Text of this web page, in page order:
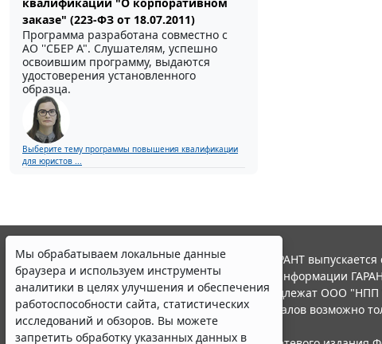
заказе" (223-ФЗ от 18.07.2011)
Программа разработана совместно с
АО ''СБЕР А". Слушателям, успешно
освоившим программу, выдаются
удостоверения установленного
образца.
Выберите тему программы повышения квалификации
для юристов ...
Мы обрабатываем локальные данные
браузера и используем инструменты
аналитики в целях улучшения и обеспечения
работоспособности сайта, статистических
исследований и обзоров. Вы можете
запретить обработку указанных данных в
© ООО "НПП "ГАРАНТ-СЕРВИС", 2026. Система ГАРАНТ
участниками Российской ассоциации правовой информации
Все права на материалы сайта ГАРАНТ.РУ принадлежат ООО
Полное или частичное воспроизведение материалов возможно
Правила использования портала.